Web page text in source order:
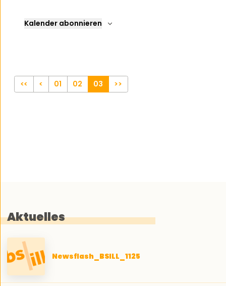
Kalender abonnieren
<< < 01 02 03 >>
Aktuelles
Newsflash_BSILL_1125